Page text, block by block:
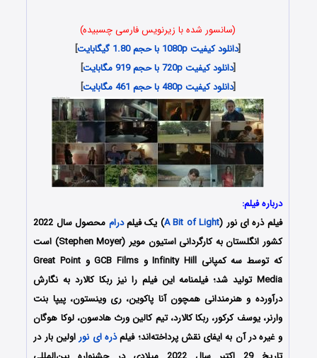
(سانسور شده با زیرنویس فارسی چسبیده)
[دانلود کیفیت 1080p با حجم 1.80 گیگابایت
]
[دانلود کیفیت 720p با حجم 919 مگابایت
]
[دانلود کیفیت 480p با حجم 461 مگابایت ]
درباره فیلم:
فیلم ذره ای نور (A Bit of Light) یک فیلمدرام
محصول سال 2022
کشور انگلستان به کارگردانی استیون مویر (Stephen Moyer) است
که توسط سه کمپانی‌ Infinity Hill و GCB Films و Great Point
Media تولید شد؛ فیلمنامه این فیلم را نیز ربکا کالارد به نگارش
درآورده و هنرمندانی همچون آنا پاکوین، ری وینستون، پیپا بنت
وارنر، یوسف کرکور، ربکا کالارد، تیم کالین ورث هادسون، لوکا هوگان
و غیره در آن به ایفای نقش پرداخته‌اند؛ فیلمذره ای نور اولین بار در